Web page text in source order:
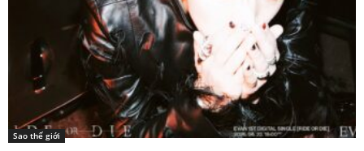
Sao thế giới